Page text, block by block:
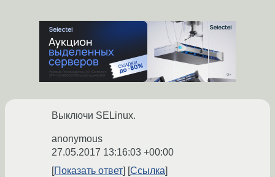
Выключи SELinux.
anonymous
27.05.2017 13:16:03 +00:00
Показать ответ
Ссылка